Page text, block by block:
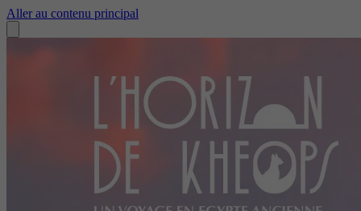
Aller au contenu principal